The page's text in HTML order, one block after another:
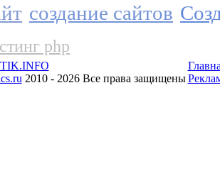
создание сайтов
php
2010 - 2026 Все права защищены